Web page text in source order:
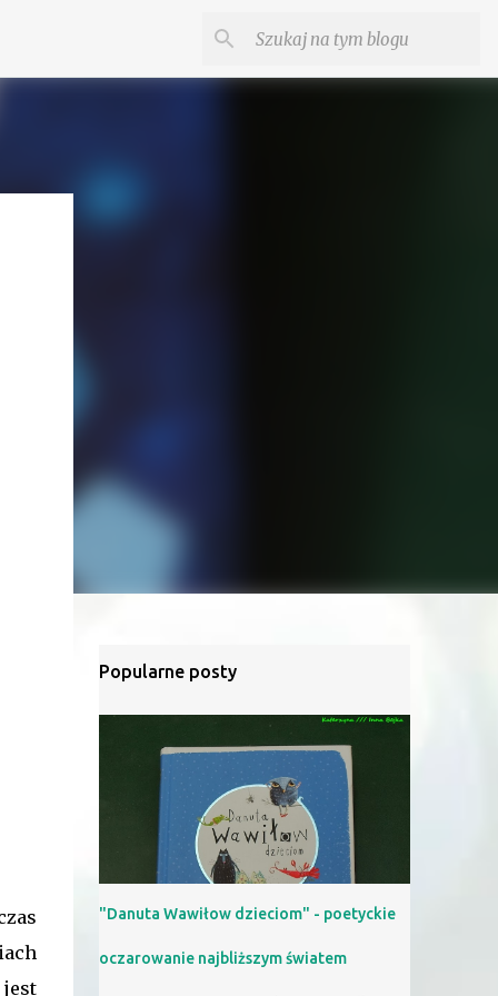
jest
Popularne posty
"Danuta Wawiłow dzieciom" - poetyckie
oczarowanie najbliższym światem